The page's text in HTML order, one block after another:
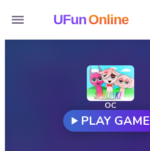
UFunOnline
OC
PLAY GAME